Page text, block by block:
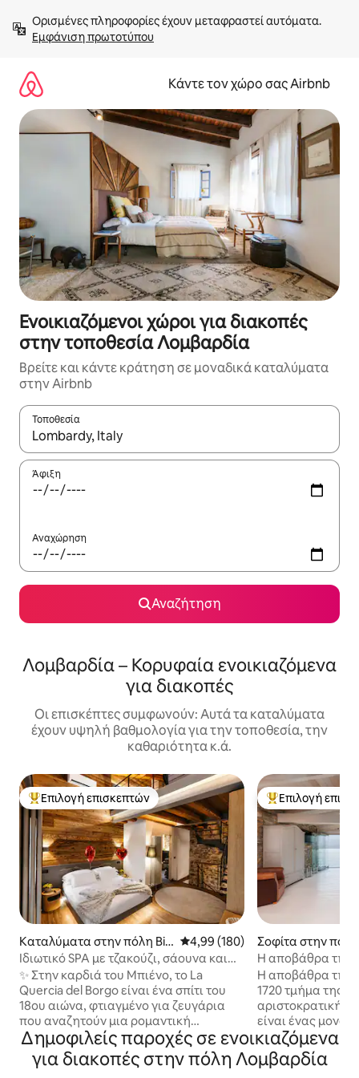
στο
περιεχόμενοΕμφάνιση πρωτοτύπου
Κάντε τον χώρο σας Airbnb
Ενοικιαζόμενοι χώροι για διακοπές
στην τοποθεσία Λομβαρδία
Βρείτε και κάντε κράτηση σε μοναδικά καταλύματα
στην Airbnb
Τοποθεσία
Όταν τα αποτελέσματα είναι διαθέσιμα, μπορείτε να
Άφιξη
Αναχώρηση
Αναζήτηση
Λομβαρδία – Κορυφαία ενοικιαζόμενα
για διακοπές
Οι επισκέπτες συμφωνούν: Αυτά τα καταλύματα
έχουν υψηλή βαθμολογία για την τοποθεσία, την
καθαριότητα κ.ά.
Κορυφαία επιλογή επισκεπτών
Επιλογή επισκεπτών
Καταλύματα στην πόλη Bie
nno
Μέση βαθμολογία: 4,99 στα 5,
4,99 (180)
Ιδιωτικό SPA με τζακούζι, σάουνα και
θέα στις Άλπεις Luxury Home
✨ Στην καρδιά του Μπιένο, το La
Quercia del Borgo είναι ένα σπίτι του
18ου αιώνα, φτιαγμένο για ζευγάρια
που αναζητούν μια ρομαντική
απόδραση με πραγματική
ιδιωτικότητα. Πέτρα, ξύλο και design
συνοδεύουν ένα 24ωρο ιδιωτικό σπα με
Κορυφαία
Επιλογή
Σοφίτα στην
Η αποβάθρα της
Η αποβάθρα της
1720 τμήμα της
αριστοκρατικής
είναι ένας
ανοιχτός χώρος,
αρχαία πέτρα,
Προσφέρει θέα
Δημοφιλείς παροχές σε ενοικιαζόμενα
για διακοπές στην πόλη Λομβαρδία